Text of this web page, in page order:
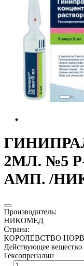
2МЛ. №5
АМП. /
Производитель:
НИКОМЕД
Страна:
КОРОЛЕВСТВО
Действующее
Гексопреналин